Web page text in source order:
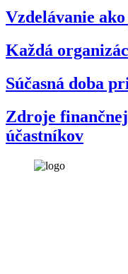
Vzdelávanie
Každá
Súčasná doba
Zdroje
účastníkov